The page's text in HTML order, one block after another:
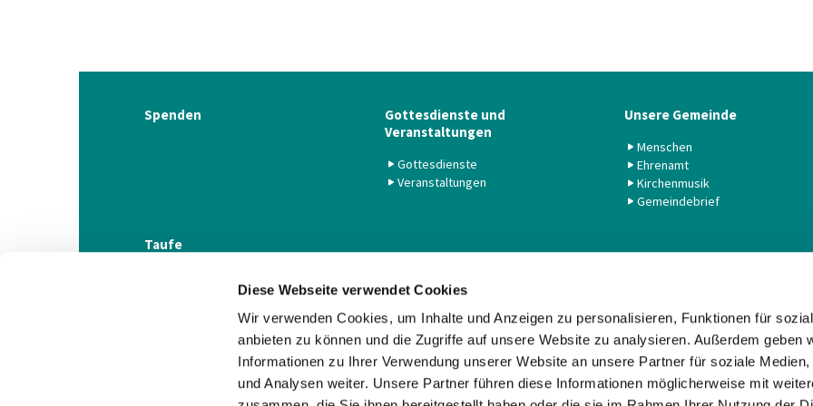
Diese Webseite verwendet Cookies
Wir verwenden Cookies, um Inhalte und Anzeigen zu personalisieren, Funktionen für
anbieten zu können und die Zugriffe auf unsere Website zu analysieren. Außerdem geben
Informationen zu Ihrer Verwendung unserer Website an unsere Partner für soziale Medien,
und Analysen weiter. Unsere Partner führen diese Informationen möglicherweise mit
Spenden
Gottesdienste und
Veranstaltungen
Gottesdienste
Veranstaltungen
Unsere Gemeinde
Menschen
Ehrenamt
Kirchenmusik
Gemeindebrief
Taufe
Evangelische Kirchengemeinde Alt-Tempelhof und Michael
· Kaiserin-Augusta-Str. 23, 12103 Berlin
+030 752 80 63
buero@atm-evangelisch.de